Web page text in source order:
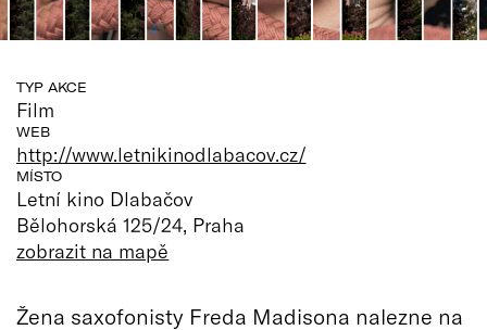
TYP AKCE
Film
WEB
http://www.letnikinodlabacov.cz/
MÍSTO
Letní kino Dlabačov
Bělohorská 125/24, Praha
zobrazit na mapě
Žena saxofonisty Freda Madisona nalezne na